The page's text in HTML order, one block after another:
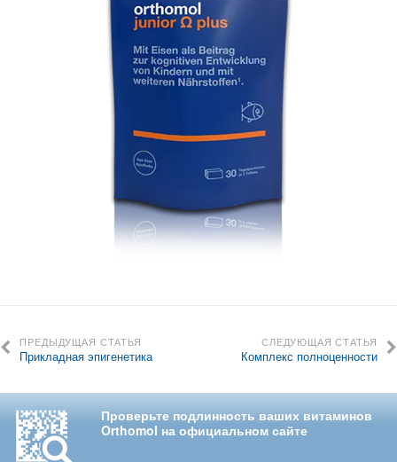
ПРЕДЫДУЩАЯ СТАТЬЯ
Прикладная эпигенетика
СЛЕДУЮЩАЯ СТАТЬЯ
Комплекс полноценности
Проверьте подлинность ваших витаминов
Orthomol на официальном сайте